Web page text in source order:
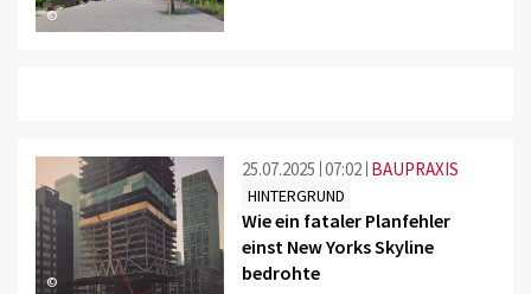
©
©
25.07.2025 07:02 BAUPRAXIS
HINTERGRUND
Wie ein fataler Planfehler
einst New Yorks Skyline
bedrohte